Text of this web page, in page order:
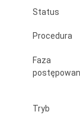
ziemią
urodzajną
wraz
Status
Procedura
Faza
Tryb